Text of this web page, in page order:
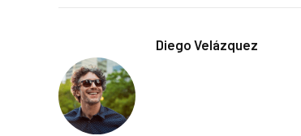
Diego Velázquez